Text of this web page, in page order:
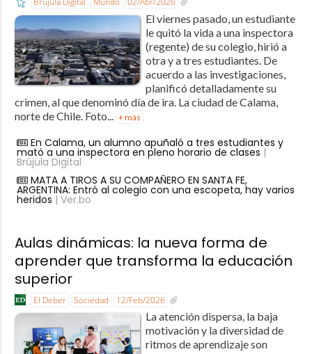
El viernes pasado, un estudiante
le quitó la vida a una inspectora
(regente) de su colegio, hirió a
otra y a tres estudiantes. De
acuerdo a las investigaciones,
planificó detalladamente su
crimen, al que denominó día de ira. La ciudad de Calama,
norte de Chile. Foto...
+ más
En Calama, un alumno apuñaló a tres estudiantes y
mató a una inspectora en pleno horario de clases |
Brújula Digital
MATA A TIROS A SU COMPAÑERO EN SANTA FE,
ARGENTINA: Entró al colegio con una escopeta, hay varios
heridos | Ver.bo
Aulas dinámicas: la nueva forma de
aprender que transforma la educación
superior
El Deber Sociedad 12/Feb/2026
La atención dispersa, la baja
motivación y la diversidad de
ritmos de aprendizaje son